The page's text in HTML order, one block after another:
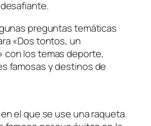
preguntas temáticas
«Dos tontos, un
con los temas deporte,
famosas y destinos de
el que se use una raqueta.